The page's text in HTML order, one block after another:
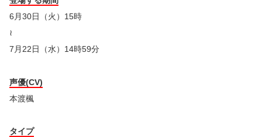
6月30日（火）15時
≀
7月22日（水）14時59分
声優(CV)
本渡楓
タイプ